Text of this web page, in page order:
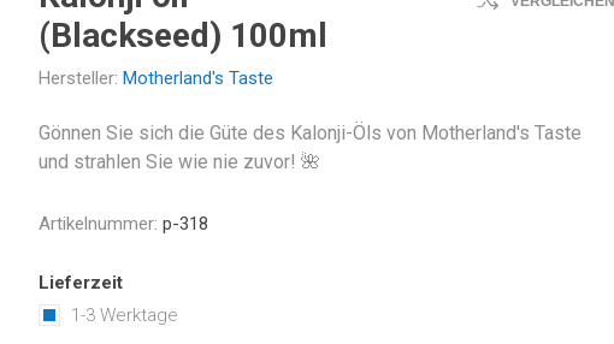
(Blackseed) 100ml
Hersteller: Motherland's Taste
Gönnen Sie sich die Güte des Kalonji-Öls von Motherland's Taste
und strahlen Sie wie nie zuvor! 🌺
Artikelnummer: p-318
Lieferzeit
1-3 Werktage